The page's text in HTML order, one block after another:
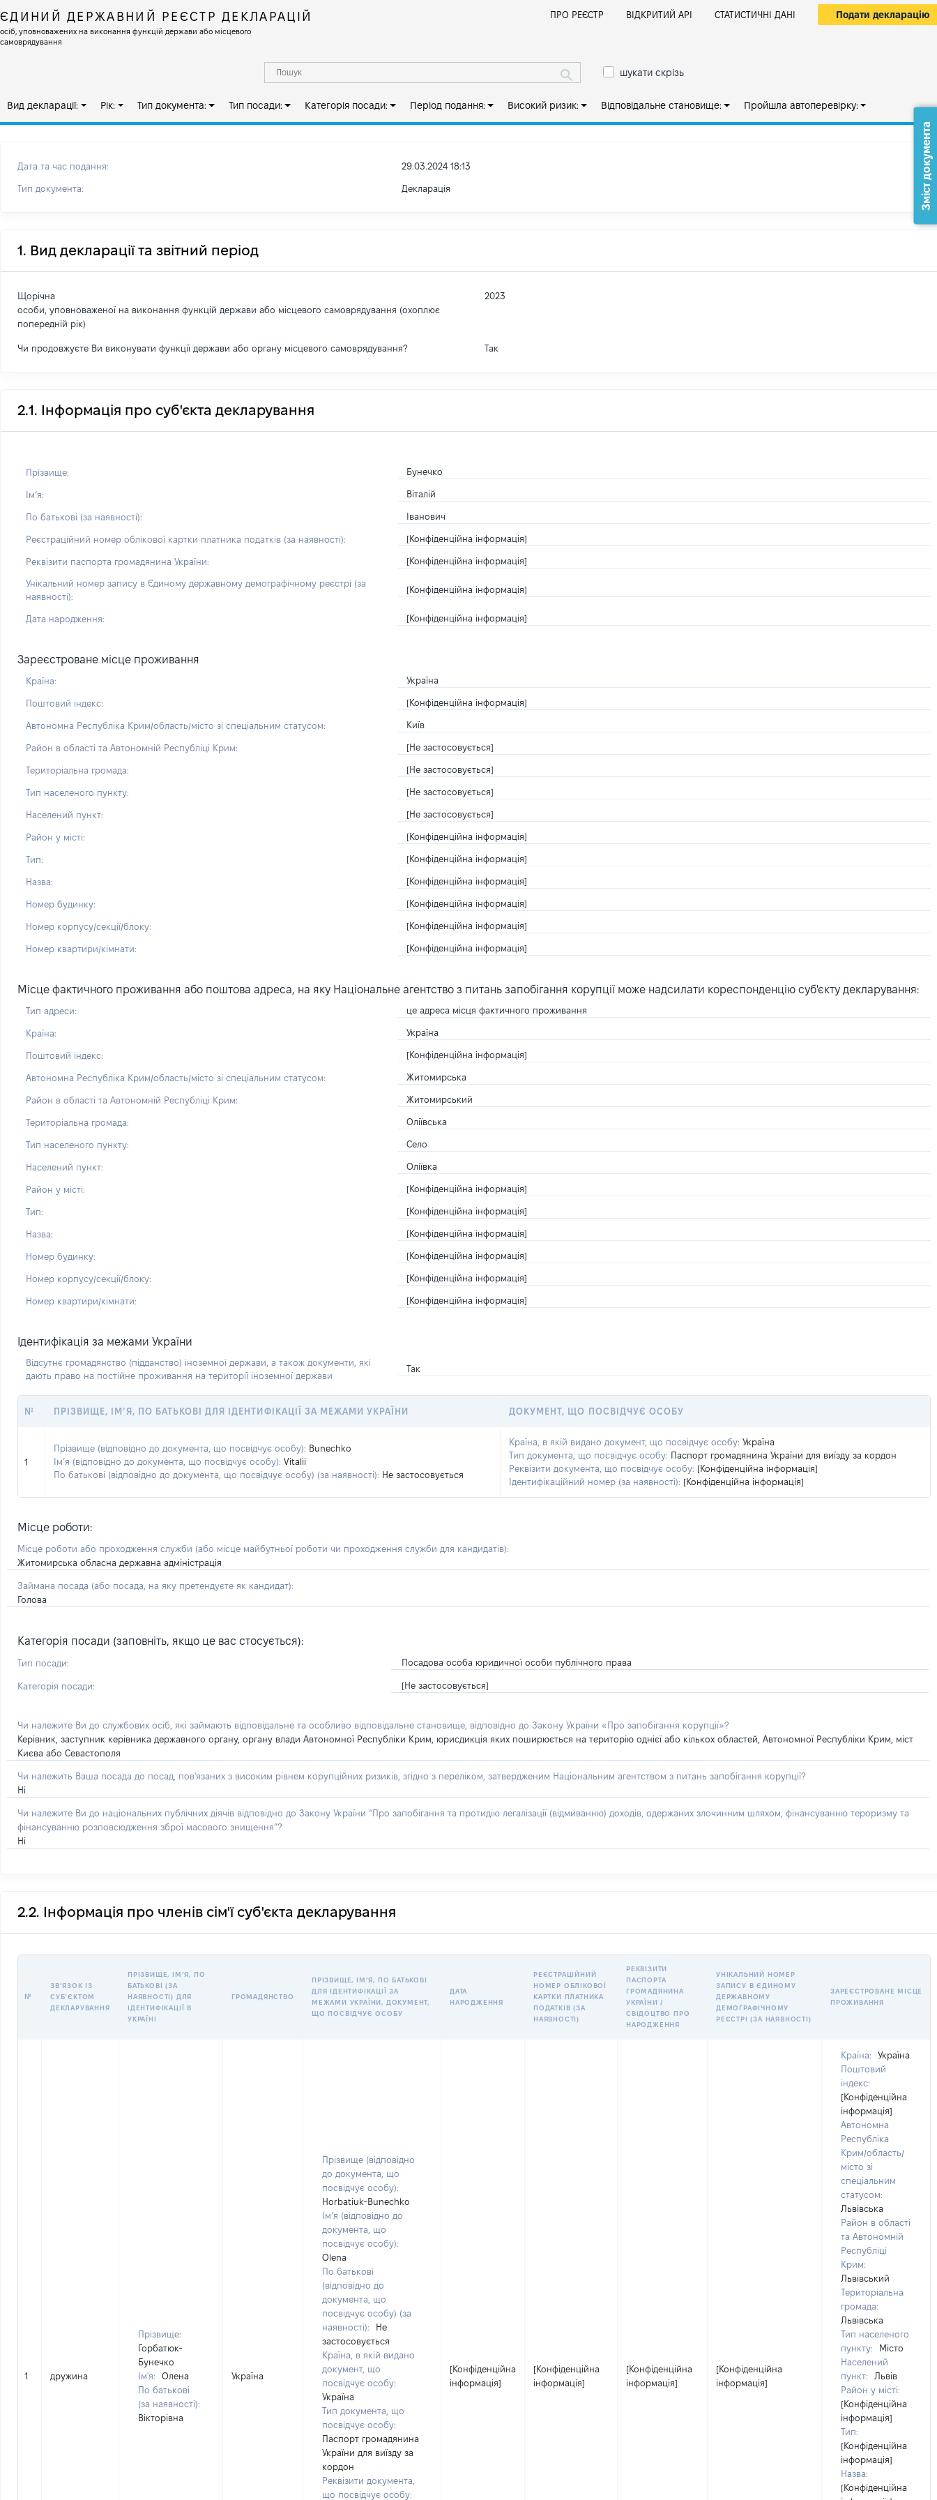
ЄДИНИЙ ДЕРЖАВНИЙ РЕЄСТР ДЕКЛАРАЦІЙ
осіб, уповноважених на виконання функцій держави або місцевого
самоврядування
ПРО РЕЄСТР ВІДКРИТИЙ АРІ СТАТИСТИЧНІ ДАНІ Подати декларацію
шукати скрізь
Вид декларації: Рік: Тип документа: Тип посади: Категорія посади: Період подання: Високий ризик: Відповідальне становище: Пройшла автоперевірку:
Дата та час подання: 29.03.2024 18:13
Тип документа: Декларація
1. Вид декларації та звітний період
Щорічна
особи, уповноваженої на виконання функцій держави або місцевого самоврядування (охоплює
попередній рік)
2023
Чи продовжуєте Ви виконувати функції держави або органу місцевого самоврядування? Так
2.1. Інформація про суб'єкта декларування
Прізвище: Бунечко
Імʼя: Віталій
По батькові (за наявності): Іванович
Реєстраційний номер облікової картки платника податків (за наявності): [Конфіденційна інформація]
Реквізити паспорта громадянина України: [Конфіденційна інформація]
Унікальний номер запису в Єдиному державному демографічному реєстрі (за
наявності):
[Конфіденційна інформація]
Дата народження: [Конфіденційна інформація]
Зареєстроване місце проживання
Країна: Україна
Поштовий індекс: [Конфіденційна інформація]
Автономна Республіка Крим/область/місто зі спеціальним статусом: Київ
Район в області та Автономній Республіці Крим: [Не застосовується]
Територіальна громада: [Не застосовується]
Тип населеного пункту: [Не застосовується]
Населений пункт: [Не застосовується]
Район у місті: [Конфіденційна інформація]
Тип: [Конфіденційна інформація]
Назва: [Конфіденційна інформація]
Номер будинку: [Конфіденційна інформація]
Номер корпусу/секції/блоку: [Конфіденційна інформація]
Номер квартири/кімнати: [Конфіденційна інформація]
Місце фактичного проживання або поштова адреса, на яку Національне агентство з питань запобігання корупції може надсилати кореспонденцію суб'єкту декларування:
Тип адреси: це адреса місця фактичного проживання
Країна: Україна
Поштовий індекс: [Конфіденційна інформація]
Автономна Республіка Крим/область/місто зі спеціальним статусом: Житомирська
Район в області та Автономній Республіці Крим: Житомирський
Територіальна громада: Оліївська
Тип населеного пункту: Село
Населений пункт: Оліївка
Район у місті: [Конфіденційна інформація]
Тип: [Конфіденційна інформація]
Назва: [Конфіденційна інформація]
Номер будинку: [Конфіденційна інформація]
Номер корпусу/секції/блоку: [Конфіденційна інформація]
Номер квартири/кімнати: [Конфіденційна інформація]
Ідентифікація за межами України
Відсутнє громадянство (підданство) іноземної держави, а також документи, які
дають право на постійне проживання на території іноземної держави
Так
№ ПРІЗВИЩЕ, ІМ’Я, ПО БАТЬКОВІ ДЛЯ ІДЕНТИФІКАЦІЇ ЗА МЕЖАМИ УКРАЇНИ ДОКУМЕНТ, ЩО ПОСВІДЧУЄ ОСОБУ
1
Прізвище (відповідно до документа, що посвідчує особу): Bunechko
Ім’я (відповідно до документа, що посвідчує особу): Vitalii
По батькові (відповідно до документа, що посвідчує особу) (за наявності): Не застосовується
Країна, в якій видано документ, що посвідчує особу: Україна
Тип документа, що посвідчує особу: Паспорт громадянина України для виїзду за кордон
Реквізити документа, що посвідчує особу: [Конфіденційна інформація]
Ідентифікаційний номер (за наявності): [Конфіденційна інформація]
Місце роботи:
Місце роботи або проходження служби (або місце майбутньої роботи чи проходження служби для кандидатів):
Житомирська обласна державна адміністрація
Займана посада (або посада, на яку претендуєте як кандидат):
Голова
Категорія посади (заповніть, якщо це вас стосується):
Тип посади: Посадова особа юридичної особи публічного права
Категорія посади: [Не застосовується]
Чи належите Ви до службових осіб, які займають відповідальне та особливо відповідальне становище, відповідно до Закону України «Про запобігання корупції»?
Керівник, заступник керівника державного органу, органу влади Автономної Республіки Крим, юрисдикція яких поширюється на територію однієї або кількох областей, Автономної Республіки Крим, міст
Києва або Севастополя
Чи належить Ваша посада до посад, пов'язаних з високим рівнем корупційних ризиків, згідно з переліком, затвердженим Національним агентством з питань запобігання корупції?
Ні
Чи належите Ви до національних публічних діячів відповідно до Закону України “Про запобігання та протидію легалізації (відмиванню) доходів, одержаних злочинним шляхом, фінансуванню тероризму та
фінансуванню розповсюдження зброї масового знищення”?
Ні
2.2. Інформація про членів сім'ї суб'єкта декларування
№
ЗВʼЯЗОК ІЗ
СУБʼЄКТОМ
ДЕКЛАРУВАННЯ
ПРІЗВИЩЕ, ІМʼЯ, ПО
БАТЬКОВІ (ЗА
НАЯВНОСТІ) ДЛЯ
ІДЕНТИФІКАЦІЇ В
УКРАЇНІ
ГРОМАДЯНСТВО
ПРІЗВИЩЕ, ІМʼЯ, ПО БАТЬКОВІ
ДЛЯ ІДЕНТИФІКАЦІЇ ЗА
МЕЖАМИ УКРАЇНИ, ДОКУМЕНТ,
ЩО ПОСВІДЧУЄ ОСОБУ
ДАТА
НАРОДЖЕННЯ
РЕЄСТРАЦІЙНИЙ
НОМЕР ОБЛІКОВОЇ
КАРТКИ ПЛАТНИКА
ПОДАТКІВ (ЗА
НАЯВНОСТІ)
РЕКВІЗИТИ
ПАСПОРТА
ГРОМАДЯНИНА
УКРАЇНИ /
СВІДОЦТВО ПРО
НАРОДЖЕННЯ
УНІКАЛЬНИЙ НОМЕР
ЗАПИСУ В ЄДИНОМУ
ДЕРЖАВНОМУ
ДЕМОГРАФІЧНОМУ
РЕЄСТРІ (ЗА НАЯВНОСТІ)
ЗАРЕЄСТРОВАНЕ МІСЦЕ
ПРОЖИВАННЯ
1 дружина
Прізвище:
Горбатюк-
Бунечко
Ім'я:
Олена
По батькові
(за наявності):
Вікторівна
Україна
Прізвище (відповідно
до документа, що
посвідчує особу):
Horbatiuk-Bunechko
Ім’я (відповідно до
документа, що
посвідчує особу):
Olena
По батькові
(відповідно до
документа, що
посвідчує особу) (за
наявності):
Не
застосовується
Країна, в якій видано
документ, що
посвідчує особу:
Україна
Тип документа, що
посвідчує особу:
Паспорт громадянина
України для виїзду за
кордон
Реквізити документа,
що посвідчує особу:
[Конфіденційна
інформація]
[Конфіденційна
інформація]
[Конфіденційна
інформація]
[Конфіденційна
інформація]
Країна:
Україна
Поштовий
індекс:
[Конфіденційна
інформація]
Автономна
Республіка
Крим/область/
місто зі
спеціальним
статусом:
Львівська
Район в області
та Автономній
Республіці
Крим:
Львівський
Територіальна
громада:
Львівська
Тип населеного
пункту:
Місто
Населений
пункт:
Львів
Район у місті:
[Конфіденційна
інформація]
Тип:
[Конфіденційна
інформація]
Назва:
[Конфіденційна
Зміст документа